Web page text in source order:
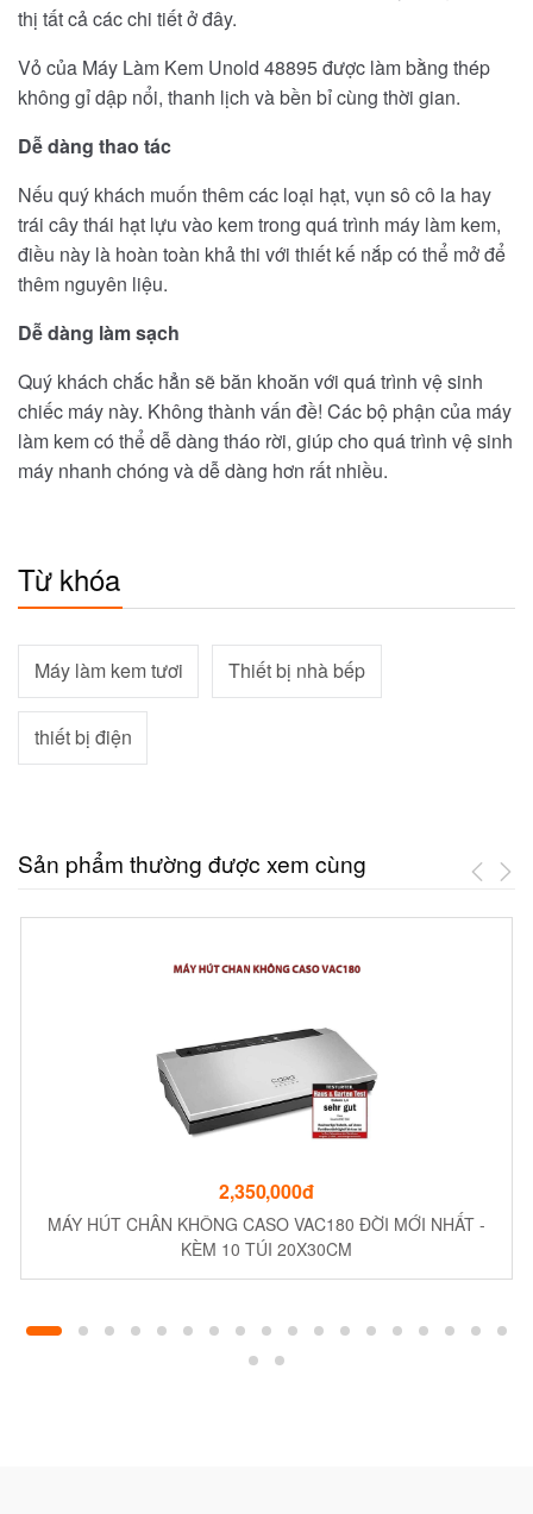
thị tất cả các chi tiết ở đây.
Vỏ của Máy Làm Kem Unold 48895 được làm bằng thép
không gỉ dập nổi, thanh lịch và bền bỉ cùng thời gian.
Dễ dàng thao tác
Nếu quý khách muốn thêm các loại hạt, vụn sô cô la hay
trái cây thái hạt lựu vào kem trong quá trình máy làm kem,
điều này là hoàn toàn khả thi với thiết kế nắp có thể mở để
thêm nguyên liệu.
Dễ dàng làm sạch
Quý khách chắc hẳn sẽ băn khoăn với quá trình vệ sinh
chiếc máy này. Không thành vấn đề! Các bộ phận của máy
làm kem có thể dễ dàng tháo rời, giúp cho quá trình vệ sinh
máy nhanh chóng và dễ dàng hơn rất nhiều.
Từ khóa
Máy làm kem tươi Thiết bị nhà bếp
thiết bị điện
Sản phẩm thường được xem cùng
2,350,000đ
MÁY HÚT CHÂN KHÔNG CASO VAC180 ĐỜI MỚI NHẤT -
KÈM 10 TÚI 20X30CM